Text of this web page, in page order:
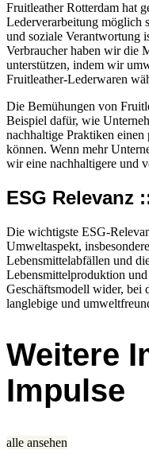
Fruitleather Rotterdam hat
Lederverarbeitung möglich
und soziale Verantwortung
Verbraucher haben wir die
unterstützen, indem wir
Fruitleather-Lederwaren
Die Bemühungen von
Beispiel dafür, wie
nachhaltige Praktiken
können. Wenn mehr
wir eine nachhaltigere und
ESG Relevanz
Die wichtigste ESG-
Umweltaspekt,
Lebensmittelabfällen und
Lebensmittelproduktion
Geschäftsmodell wider, bei
langlebige und
Weitere
Impulse
alle ansehen